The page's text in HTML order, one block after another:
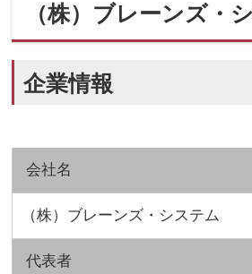
（株）ブレーンズ・
企業情報
会社名
（株）ブレーンズ・システム
代表者